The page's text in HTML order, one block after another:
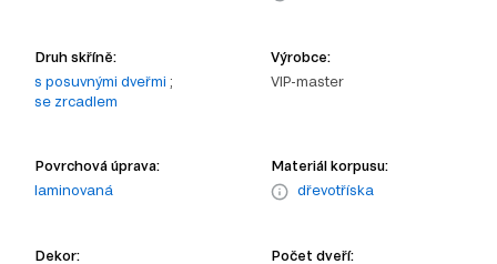
Druh skříně:
s posuvnými dveřmi ;
se zrcadlem
Výrobce:
VIP-master
Povrchová úprava:
laminovaná
Materiál korpusu:
dřevotříska
Dekor:
Počet dveří: